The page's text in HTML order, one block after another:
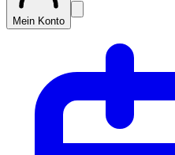
Mein Konto